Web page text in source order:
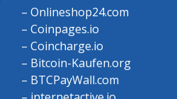
– Onlineshop24.com
– Coinpages.io
– Coincharge.io
– Bitcoin-Kaufen.org
– BTCPayWall.com